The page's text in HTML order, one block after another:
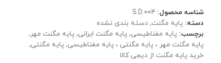
شناسه محصول: S.D.004
دسته: پایه مگنت, دسته بندی نشده
برچسب: پایه مغناطیسی, پایه مگنت ایرانی, پایه مگنت مهر,
پایه مگنت مهر ، پایه مگنتی ، پایه مغناطیسی, پایه مگنتی,
خرید پایه مگنت از دیجی کالا